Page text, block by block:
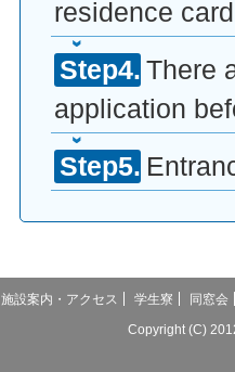
residence
There
application
施設案内・アクセス 学生寮 同窓会
Copyright (C)